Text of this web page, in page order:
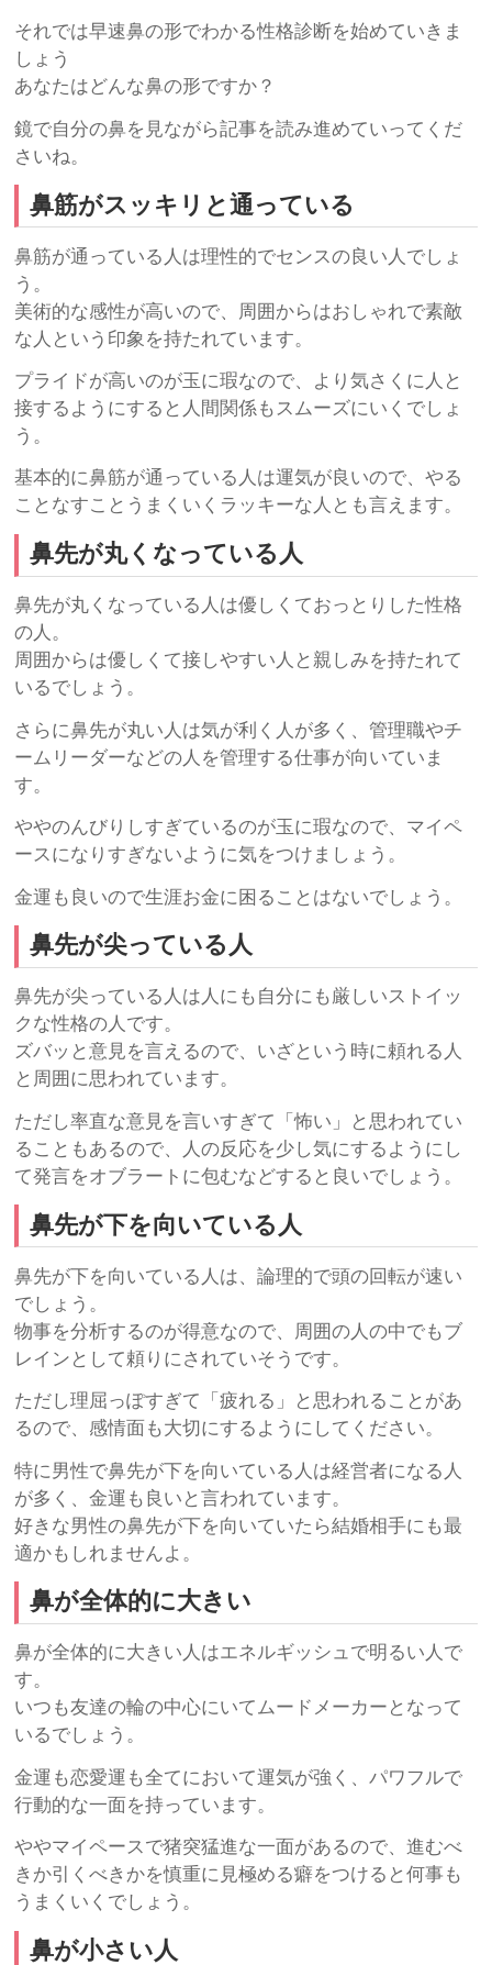
それでは早速鼻の形でわかる性格診断を始めていきま
しょう
あなたはどんな鼻の形ですか？
鏡で自分の鼻を見ながら記事を読み進めていってくだ
さいね。
鼻筋がスッキリと通っている
鼻筋が通っている人は理性的でセンスの良い人でしょ
う。
美術的な感性が高いので、周囲からはおしゃれで素敵
な人という印象を持たれています。
プライドが高いのが玉に瑕なので、より気さくに人と
接するようにすると人間関係もスムーズにいくでしょ
う。
基本的に鼻筋が通っている人は運気が良いので、やる
ことなすことうまくいくラッキーな人とも言えます。
鼻先が丸くなっている人
鼻先が丸くなっている人は優しくておっとりした性格
の人。
周囲からは優しくて接しやすい人と親しみを持たれて
いるでしょう。
さらに鼻先が丸い人は気が利く人が多く、管理職やチ
ームリーダーなどの人を管理する仕事が向いていま
す。
ややのんびりしすぎているのが玉に瑕なので、マイペ
ースになりすぎないように気をつけましょう。
金運も良いので生涯お金に困ることはないでしょう。
鼻先が尖っている人
鼻先が尖っている人は人にも自分にも厳しいストイッ
クな性格の人です。
ズバッと意見を言えるので、いざという時に頼れる人
と周囲に思われています。
ただし率直な意見を言いすぎて「怖い」と思われてい
ることもあるので、人の反応を少し気にするようにし
て発言をオブラートに包むなどすると良いでしょう。
鼻先が下を向いている人
鼻先が下を向いている人は、論理的で頭の回転が速い
でしょう。
物事を分析するのが得意なので、周囲の人の中でもブ
レインとして頼りにされていそうです。
ただし理屈っぽすぎて「疲れる」と思われることがあ
るので、感情面も大切にするようにしてください。
特に男性で鼻先が下を向いている人は経営者になる人
が多く、金運も良いと言われています。
好きな男性の鼻先が下を向いていたら結婚相手にも最
適かもしれませんよ。
鼻が全体的に大きい
鼻が全体的に大きい人はエネルギッシュで明るい人で
す。
いつも友達の輪の中心にいてムードメーカーとなって
いるでしょう。
金運も恋愛運も全てにおいて運気が強く、パワフルで
行動的な一面を持っています。
ややマイペースで猪突猛進な一面があるので、進むべ
きか引くべきかを慎重に見極める癖をつけると何事も
うまくいくでしょう。
鼻が小さい人